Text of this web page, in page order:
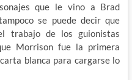
que le vino a Brad
se puede decir que
trabajo de los guionistas
Morrison fue la primera
blanca para cargarse lo